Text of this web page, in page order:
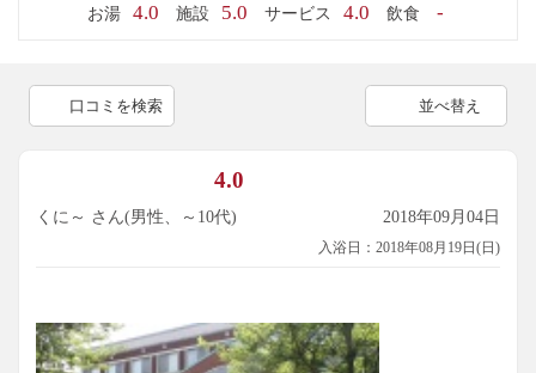
お湯 4.0 施設 5.0 サービス 4.0 飲食 -
口コミを検索 並べ替え
4.0
くに～ さん(男性、～10代) 2018年09月04日
入浴日：2018年08月19日(日)